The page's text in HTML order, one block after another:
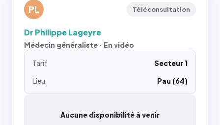
PL Téléconsultation
Dr Philippe Lageyre
Médecin généraliste · En vidéo
Tarif
Secteur 1
Lieu
Pau (64)
Aucune disponibilité à venir